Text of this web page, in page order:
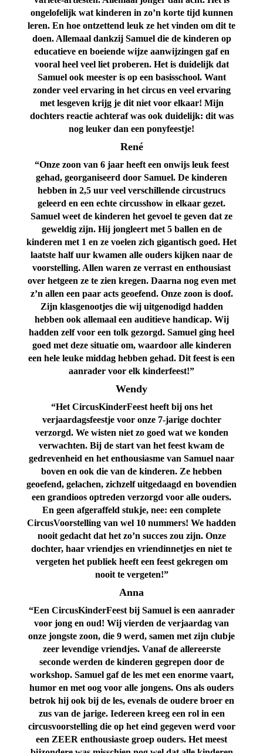
ongelofelijk wat kinderen in zo’n korte tijd kunnen
leren. En hoe ontzettend leuk ze het vinden om dit te
doen. Allemaal dankzij Samuel die de kinderen op
educatieve en boeiende wijze aanwijzingen gaf en
vooral heel veel liet proberen. Het is duidelijk dat
Samuel ook meester is op een basisschool. Want
zonder veel ervaring in het circus en veel ervaring
met lesgeven krijg je dit niet voor elkaar! Mijn
dochters reactie achteraf was ook duidelijk: dit was
nog leuker dan een ponyfeestje!
René
“Onze zoon van 6 jaar heeft een onwijs leuk feest
gehad, georganiseerd door Samuel. De kinderen
hebben in 2,5 uur veel verschillende circustrucs
geleerd en een echte circusshow in elkaar gezet.
Samuel weet de kinderen het gevoel te geven dat ze
geweldig zijn. Hij jongleert met 5 ballen en de
kinderen met 1 en ze voelen zich gigantisch goed. Het
laatste half uur kwamen alle ouders kijken naar de
voorstelling. Allen waren ze verrast en enthousiast
over hetgeen ze te zien kregen.Daarna nog even met
z’n allen een paar acts geoefend. Onze zoon is doof.
Zijn klasgenootjes die wij uitgenodigd hadden
hebben ook allemaal een auditieve handicap. Wij
hadden zelf voor een tolk gezorgd. Samuel ging heel
goed met deze situatie om, waardoor alle kinderen
een hele leuke middag hebben gehad. Dit feest is een
aanrader voor elk kinderfeest!”
Wendy
“Het CircusKinderFeest heeft bij ons het
verjaardagsfeestje voor onze 7-jarige dochter
verzorgd. We wisten niet zo goed wat we konden
verwachten. Bij de start van het feest kwam de
gedrevenheid en het enthousiasme van Samuel naar
boven en ook die van de kinderen. Ze hebben
geoefend, gelachen, zichzelf uitgedaagd en bovendien
een grandioos optreden verzorgd voor alle ouders.
En geen afgeraffeld stukje, nee: een complete
CircusVoorstelling van wel 10 nummers! We hadden
nooit gedacht dat het zo’n succes zou zijn. Onze
dochter, haar vriendjes en vriendinnetjes en niet te
vergeten het publiek heeft een feest gekregen om
nooit te vergeten!”
Anna
“Een CircusKinderFeest bij Samuel is een aanrader
voor jong en oud! Wij vierden de verjaardag van
onze jongste zoon, die 9 werd, samen met zijn clubje
zeer levendige vriendjes. Vanaf de allereerste
seconde werden de kinderen gegrepen door de
workshop. Samuel gaf de les met een enorme vaart,
humor en met oog voor alle jongens. Ons als ouders
betrok hij ook bij de les, evenals de oudere broer en
zus van de jarige. Iedereen kreeg een rol in een
circusvoorstelling die op het eind gegeven werd voor
een ZEER enthousiaste groep ouders. Het meest